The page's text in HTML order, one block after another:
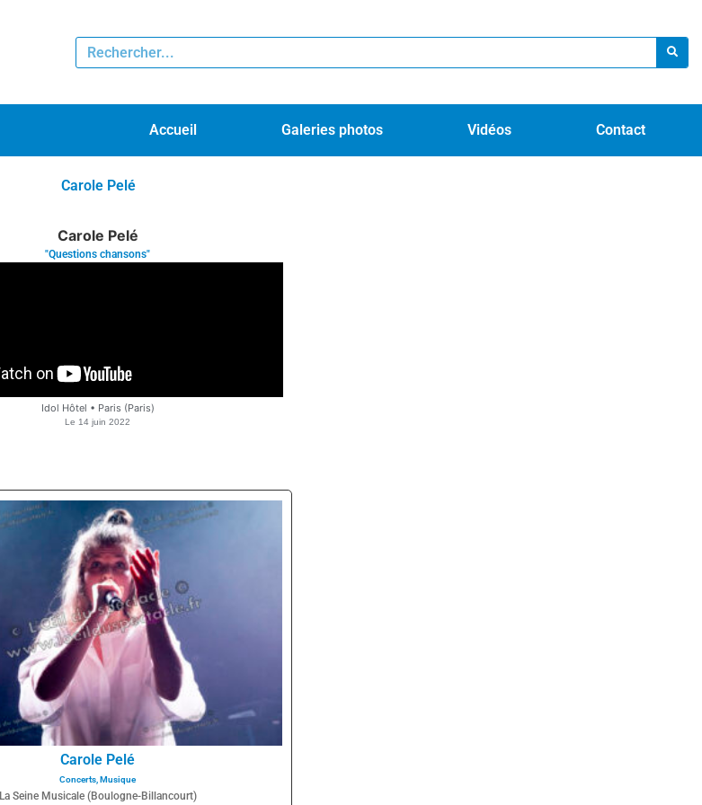
Accueil Galeries photos Vidéos Contact
Carole Pelé
Carole Pelé
"Questions chansons"
Idol Hôtel • Paris (Paris)
Le14 juin 2022
Carole Pelé
Concerts,Musique
La Seine Musicale (Boulogne-Billancourt)